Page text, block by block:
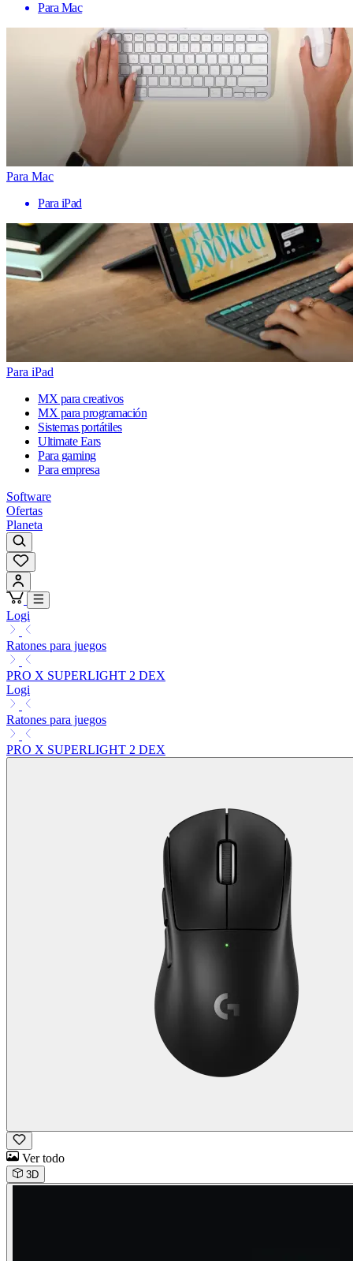
Para Mac
Para Mac
Para iPad
Para iPad
MX para creativos
MX para programación
Sistemas portátiles
Ultimate Ears
Para gaming
Para empresa
Software
Ofertas
Planeta
Logi
Ratones para juegos
PRO X SUPERLIGHT 2 DEX
Logi
Ratones para juegos
PRO X SUPERLIGHT 2 DEX
Ver todo
3D